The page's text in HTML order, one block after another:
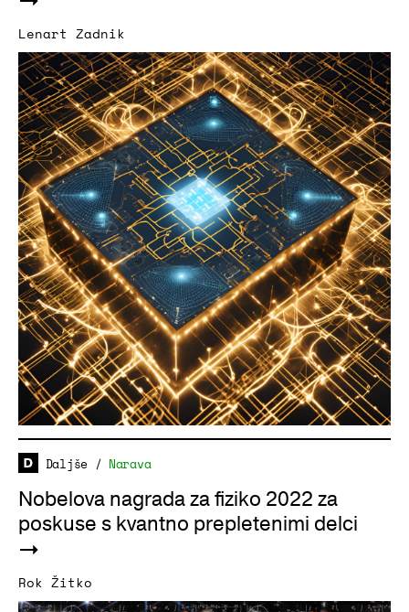
Lenart Zadnik
Daljše / Narava
Nobelova nagrada za fiziko 2022 za
poskuse s kvantno prepletenimi delci
Rok Žitko